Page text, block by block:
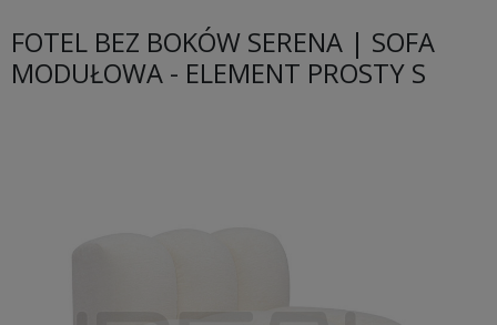
FOTEL BEZ BOKÓW SERENA | SOFA
MODUŁOWA - ELEMENT PROSTY S